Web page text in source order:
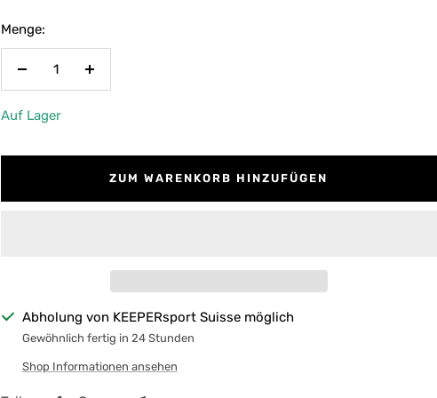
Menge:
Menge
Menge
Auf Lager
ZUM WARENKORB HINZUFÜGEN
Abholung von KEEPERsport Suisse möglich
Gewöhnlich fertig in 24 Stunden
Shop Informationen ansehen